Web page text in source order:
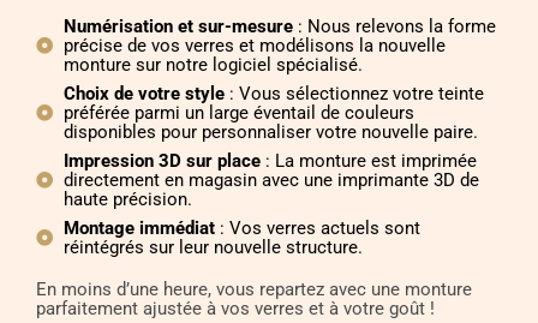
Numérisation et sur-mesure: Nous relevons la forme
précise de vos verres et modélisons la nouvelle
monture sur notre logiciel spécialisé.
Choix de votre style: Vous sélectionnez votre teinte
préférée parmi un large éventail de couleurs
disponibles pour personnaliser votre nouvelle paire.
Impression 3D sur place: La monture est imprimée
directement en magasin avec une imprimante 3D de
haute précision.
Montage immédiat: Vos verres actuels sont
réintégrés sur leur nouvelle structure.
En moins d’une heure, vous repartez avec une monture
parfaitement ajustée à vos verres et à votre goût !